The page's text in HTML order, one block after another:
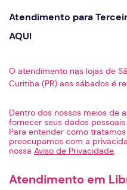
Atendimento para
AQUI
O atendimento nas lojas de
Curitiba (PR) aos sábados é
Dentro dos nossos meios de
fornecer seus dados
Para entender como
preocupamos com a
nossa Aviso de Privacidade.
Atendimento em